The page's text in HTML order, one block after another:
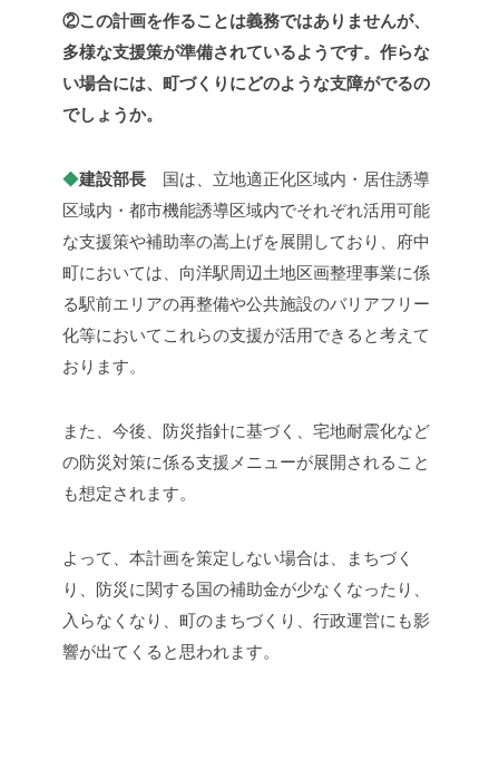
②この計画を作ることは義務ではありませんが、
多様な支援策が準備されているようです。作らな
い場合には、町づくりにどのような支障がでるの
でしょうか。
◆建設部長 国は、立地適正化区域内・居住誘導
区域内・都市機能誘導区域内でそれぞれ活用可能
な支援策や補助率の嵩上げを展開しており、府中
町においては、向洋駅周辺土地区画整理事業に係
る駅前エリアの再整備や公共施設のバリアフリー
化等においてこれらの支援が活用できると考えて
おります。
また、今後、防災指針に基づく、宅地耐震化など
の防災対策に係る支援メニューが展開されること
も想定されます。
よって、本計画を策定しない場合は、まちづく
り、防災に関する国の補助金が少なくなったり、
入らなくなり、町のまちづくり、行政運営にも影
響が出てくると思われます。